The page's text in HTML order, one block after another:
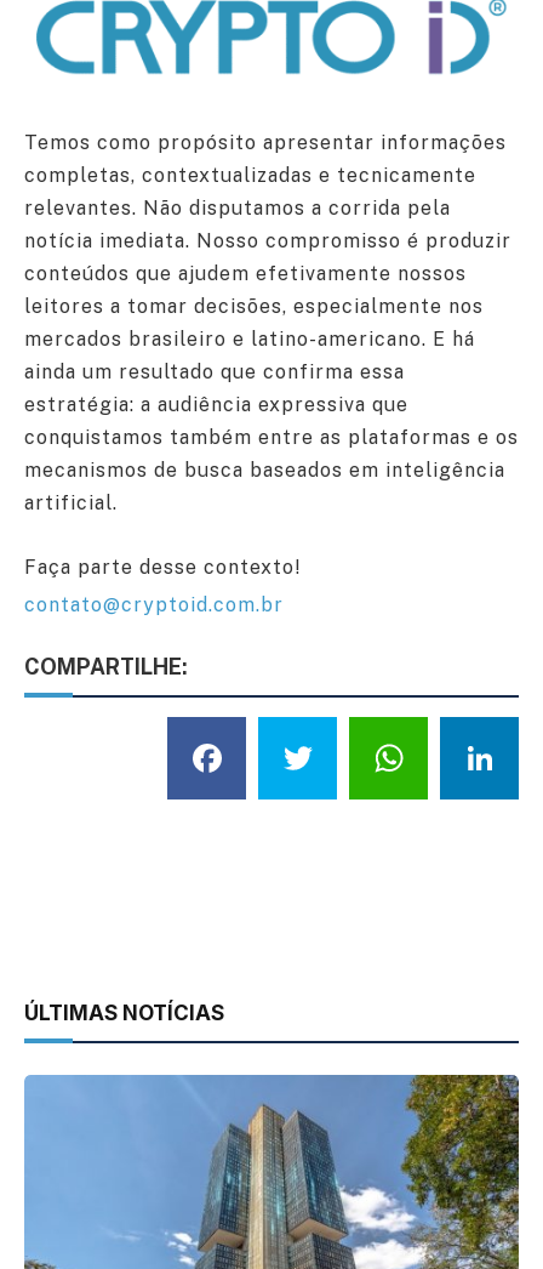
Temos como propósito apresentar informações
completas, contextualizadas e tecnicamente
relevantes. Não disputamos a corrida pela
notícia imediata. Nosso compromisso é produzir
conteúdos que ajudem efetivamente nossos
leitores a tomar decisões, especialmente nos
mercados brasileiro e latino-americano. E há
ainda um resultado que confirma essa
estratégia: a audiência expressiva que
conquistamos também entre as plataformas e os
mecanismos de busca baseados em inteligência
artificial.
Faça parte desse contexto!
contato@cryptoid.com.br
COMPARTILHE:
Facebook
Twitter
ÚLTIMAS NOTÍCIAS